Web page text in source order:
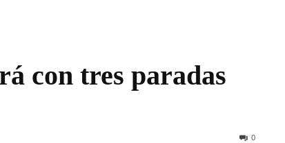
con tres paradas
0